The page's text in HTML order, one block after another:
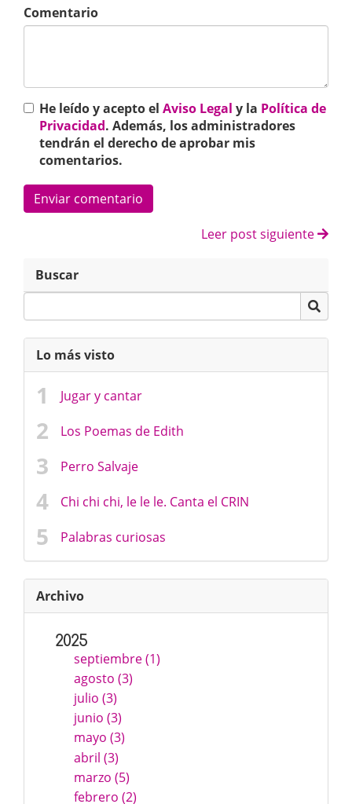
Comentario
He leído y acepto el Aviso Legal y la Política de
Privacidad. Además, los administradores
tendrán el derecho de aprobar mis
comentarios.
Enviar comentario
Leer post siguiente
Buscar
Lo más visto
Jugar y cantar
Los Poemas de Edith
Perro Salvaje
Chi chi chi, le le le. Canta el CRIN
Palabras curiosas
Archivo
2025
septiembre (1)
agosto (3)
julio (3)
junio (3)
mayo (3)
abril (3)
marzo (5)
febrero (2)